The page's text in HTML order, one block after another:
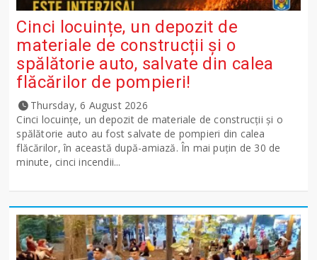
Cinci locuințe, un depozit de
materiale de construcții și o
spălătorie auto, salvate din calea
flăcărilor de pompieri!
Thursday, 6 August 2026
Cinci locuințe, un depozit de materiale de construcții și o
spălătorie auto au fost salvate de pompieri din calea
flăcărilor, în această după-amiază. În mai puțin de 30 de
minute, cinci incendii...